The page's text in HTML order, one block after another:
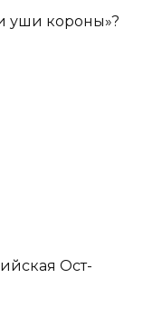
уши короны»?
Ост-